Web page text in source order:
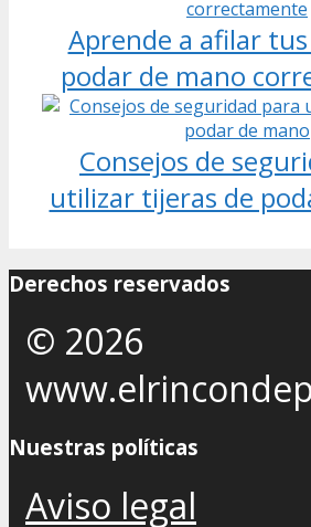
Aprende a afilar
podar de mano
Consejos de
utilizar tijeras de
Derechos reservados
© 2026
Nuestras políticas
Aviso legal